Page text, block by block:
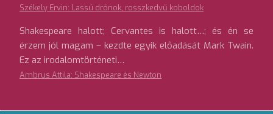
Székely Ervin: Lassú drónok, rosszkedvű koboldok
Shakespeare halott; Cervantes is halott…; és én se
érzem jól magam – kezdte egyik előadását Mark Twain.
Ez az irodalomtörténeti…
Ambrus Attila: Shakespeare és Newton